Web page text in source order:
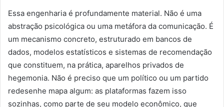
Essa engenharia é profundamente material. Não é uma
abstração psicológica ou uma metáfora da comunicação. É
um mecanismo concreto, estruturado em bancos de
dados, modelos estatísticos e sistemas de recomendação
que constituem, na prática, aparelhos privados de
hegemonia. Não é preciso que um político ou um partido
redesenhe mapa algum: as plataformas fazem isso
sozinhas, como parte de seu modelo econômico, que